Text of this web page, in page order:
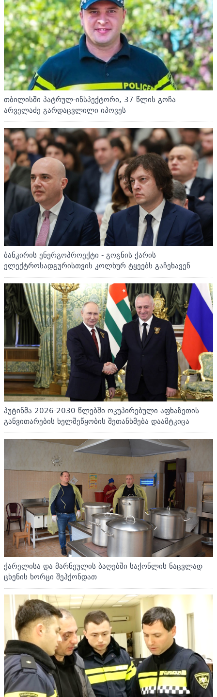
თბილისში პატრულ-ინსპექტორი, 37 წლის გოჩა
არველაძე გარდაცვლილი იპოვეს
ბანკირის ენერგოპროექტი - გოგნის ქარის
ელექტროსადგურისთვის კოლხურ ტყეებს გაჩეხავენ
პუტინმა 2026-2030 წლებში ოკუპირებული აფხაზეთის
განვითარების ხელშეწყობის შეთანხმება დაამტკიცა
ქარელისა და მარნეულის ბაღებში საქონლის ნაცვლად
ცხენის ხორცი შეჰქონდათ